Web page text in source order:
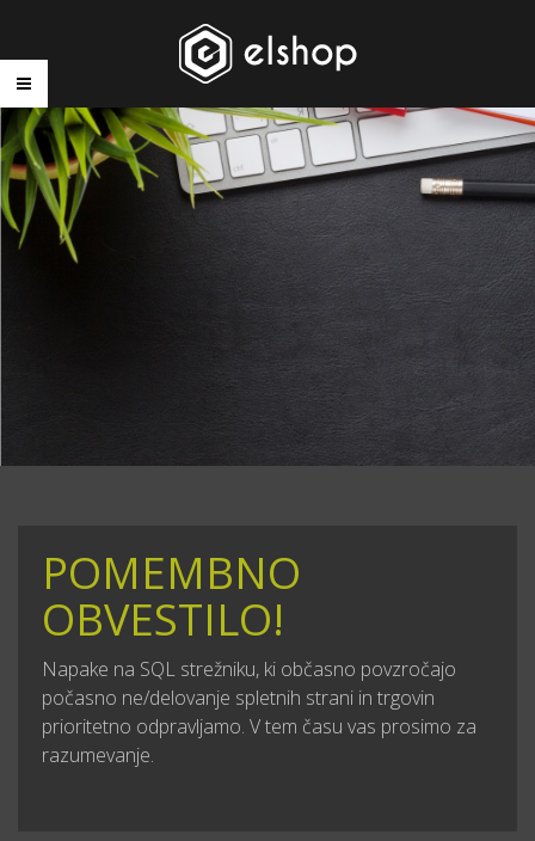
POMEMBNO
OBVESTILO!
Napake na SQL strežniku, ki občasno povzročajo
počasno ne/delovanje spletnih strani in trgovin
prioritetno odpravljamo. V tem času vas prosimo za
razumevanje.